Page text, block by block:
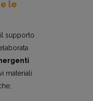
le
il supporto
materiali